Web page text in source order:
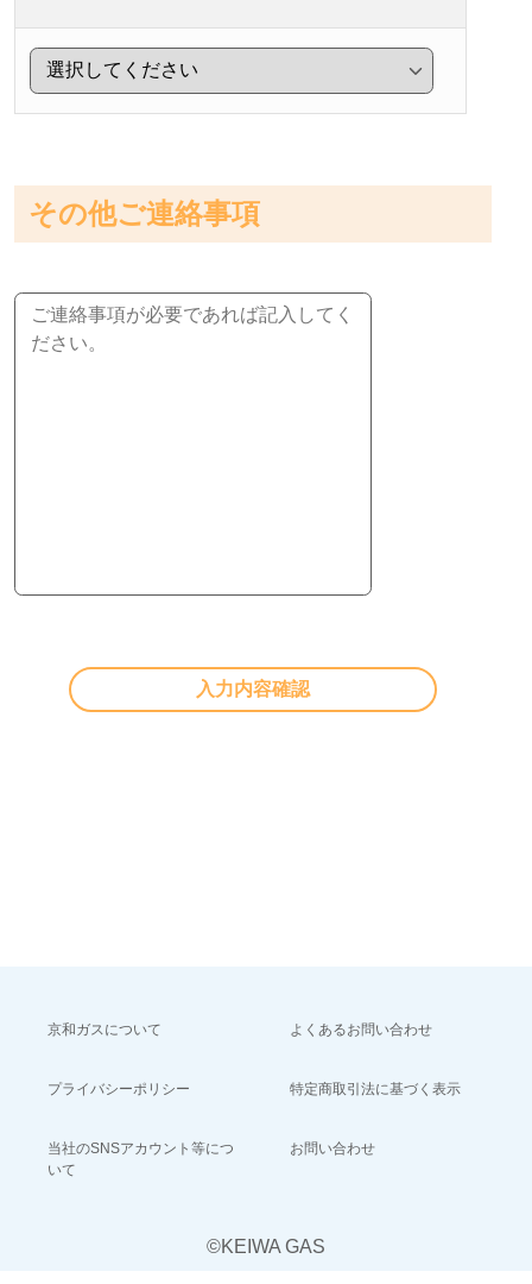
その他ご連絡事項
京和ガスについて よくあるお問い合わせ
プライバシーポリシー 特定商取引法に基づく表示
当社のSNSアカウント等につ
いて
お問い合わせ
©KEIWA GAS